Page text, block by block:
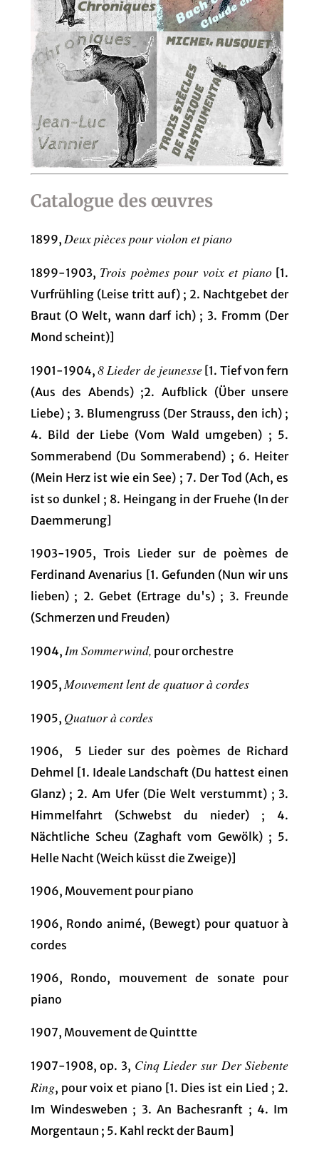
Catalogue des œuvres
1899, Deux pièces pour violon et piano
1899-1903, Trois poèmes pour voix et piano[1.
Vurfrühling (Leise tritt auf) ; 2. Nachtgebet der
Braut (O Welt, wann darf ich) ; 3. Fromm (Der
Mond scheint)]
1901-1904, 8 Lieder de jeunesse [1. Tief von fern
(Aus des Abends) ;2. Aufblick (Über unsere
Liebe) ; 3. Blumengruss (Der Strauss, den ich) ;
4. Bild der Liebe (Vom Wald umgeben) ; 5.
Sommerabend (Du Sommerabend) ; 6. Heiter
(Mein Herz ist wie ein See) ; 7. Der Tod (Ach, es
ist so dunkel ; 8. Heingang in der Fruehe (In der
Daemmerung]
1903-1905, Trois Lieder sur de poèmes de
Ferdinand Avenarius [1. Gefunden (Nun wir uns
lieben) ; 2. Gebet (Ertrage du's) ; 3. Freunde
(Schmerzen und Freuden)
1904, Im Sommerwind, pour orchestre
1905, Mouvement lent de quatuor à cordes
1905, Quatuor à cordes
1906, 5 Lieder sur des poèmes de Richard
Dehmel [1. Ideale Landschaft (Du hattest einen
Glanz) ; 2. Am Ufer (Die Welt verstummt) ; 3.
Himmelfahrt (Schwebst du nieder) ; 4.
Nächtliche Scheu (Zaghaft vom Gewölk) ; 5.
Helle Nacht (Weich küsst die Zweige)]
1906, Mouvement pour piano
1906, Rondo animé, (Bewegt) pour quatuor à
cordes
1906, Rondo, mouvement de sonate pour
piano
1907, Mouvement de Quinttte
1907-1908, op. 3, Cinq Lieder sur Der Siebente
Ring, pour voix et piano [1. Dies ist ein Lied ; 2.
Im Windesweben ; 3. An Bachesranft ; 4. Im
Morgentaun ; 5. Kahl reckt der Baum]